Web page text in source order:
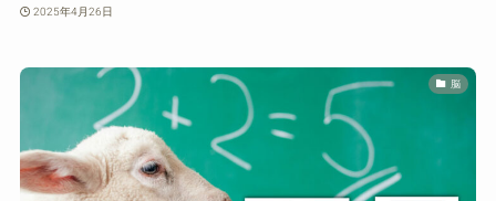
2025年4月26日
脳